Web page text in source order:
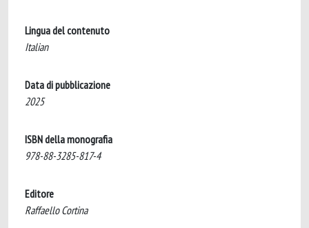
Lingua del contenuto
Italian
Data di pubblicazione
2025
ISBN della monografia
978-88-3285-817-4
Editore
Raffaello Cortina